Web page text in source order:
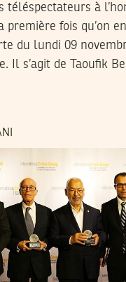
téléspectateurs à
première fois qu’on
du lundi 09
Il s’agit de Taoufik